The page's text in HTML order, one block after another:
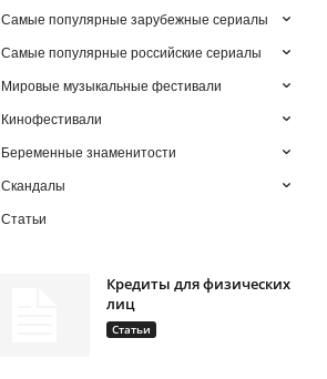
Самые популярные зарубежные сериалы
Самые популярные российские сериалы
Мировые музыкальные фестивали
Кинофестивали
Беременные знаменитости
Скандалы
Статьи
Кредиты для физических
лиц
Статьи